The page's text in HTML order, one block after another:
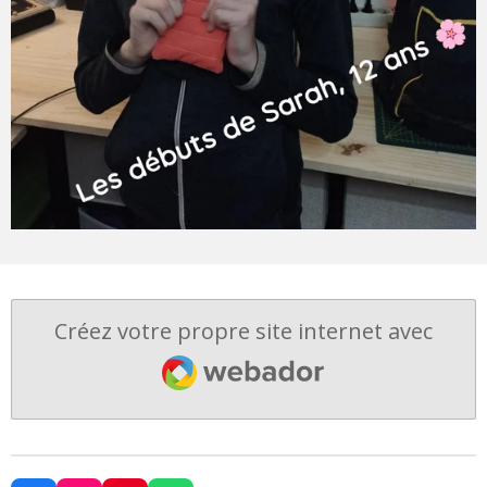
Créez votre propre site internet avec
Webador